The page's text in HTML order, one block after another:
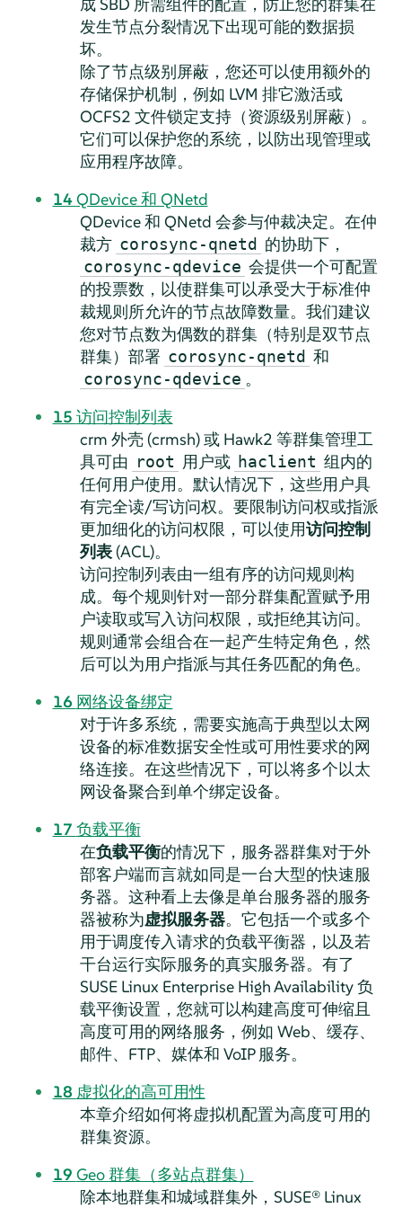
发生节点分裂情况下出现可能的数据损
坏。
除了节点级别屏蔽，您还可以使用额外的
存储保护机制，例如 LVM 排它激活或
OCFS2 文件锁定支持（资源级别屏蔽）。
它们可以保护您的系统，以防出现管理或
应用程序故障。
14QDevice 和 QNetd
QDevice 和 QNetd 会参与仲裁决定。在仲
裁方 corosync-qnetd 的协助下，
corosync-qdevice 会提供一个可配置
的投票数，以使群集可以承受大于标准仲
裁规则所允许的节点故障数量。我们建议
您对节点数为偶数的群集（特别是双节点
群集）部署 corosync-qnetd 和
corosync-qdevice 。
15 访问控制列表
crm 外壳 (crmsh) 或 Hawk2 等群集管理工
具可由 root 用户或 haclient 组内的
任何用户使用。默认情况下，这些用户具
有完全读/写访问权。要限制访问权或指派
更加细化的访问权限，可以使用访问控制
列表(ACL)。
访问控制列表由一组有序的访问规则构
成。每个规则针对一部分群集配置赋予用
户读取或写入访问权限，或拒绝其访问。
规则通常会组合在一起产生特定角色，然
后可以为用户指派与其任务匹配的角色。
16 网络设备绑定
对于许多系统，需要实施高于典型以太网
设备的标准数据安全性或可用性要求的网
络连接。在这些情况下，可以将多个以太
网设备聚合到单个绑定设备。
17 负载平衡
在负载平衡的情况下，服务器群集对于外
部客户端而言就如同是一台大型的快速服
务器。这种看上去像是单台服务器的服务
器被称为虚拟服务器。它包括一个或多个
用于调度传入请求的负载平衡器，以及若
干台运行实际服务的真实服务器。有了
SUSE Linux Enterprise High Availability 负
载平衡设置，您就可以构建高度可伸缩且
高度可用的网络服务，例如 Web、缓存、
邮件、FTP、媒体和 VoIP 服务。
18 虚拟化的高可用性
本章介绍如何将虚拟机配置为高度可用的
群集资源。
19 Geo 群集（多站点群集）
除本地群集和城域群集外，SUSE® Linux